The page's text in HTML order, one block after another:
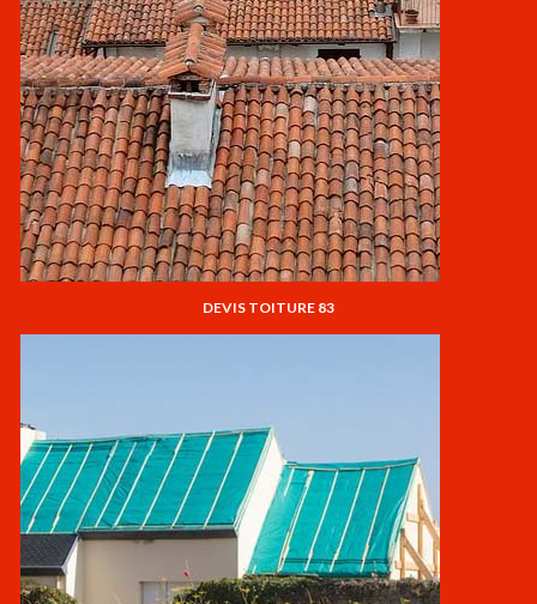
DEVIS TOITURE 83